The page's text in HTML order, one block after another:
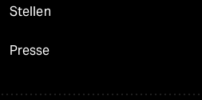
Stellen
Presse